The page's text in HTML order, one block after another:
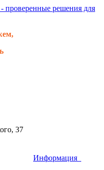
37
Информация